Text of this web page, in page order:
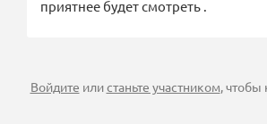
приятнее будет смотреть .
Войдите илистаньте участником, чтобы